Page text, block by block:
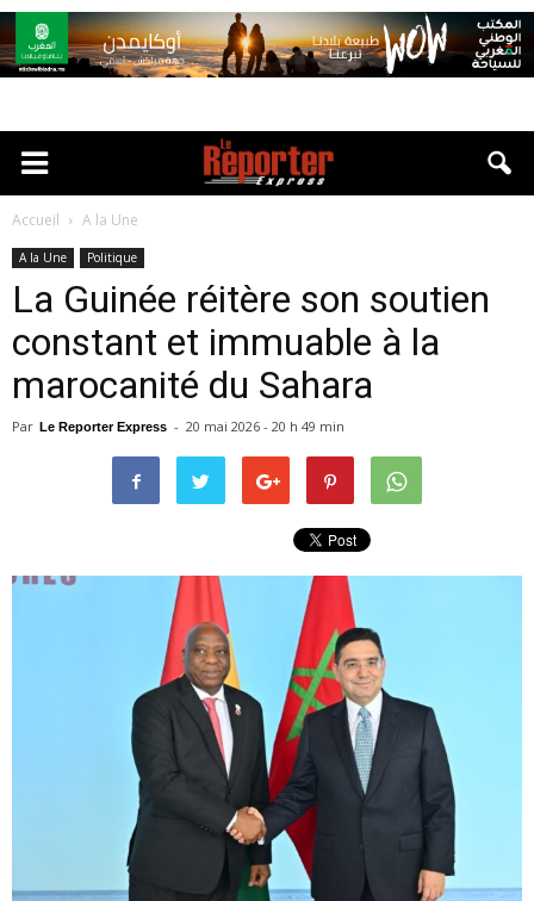
Accueil A la Une
A la Une Politique
La Guinée réitère son soutien
constant et immuable à la
marocanité du Sahara
Par Le Reporter Express - 20 mai 2026 - 20 h 49 min